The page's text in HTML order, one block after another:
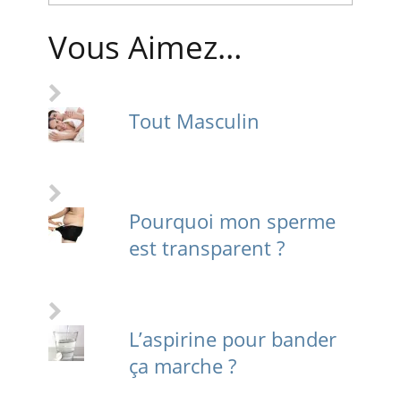
Vous Aimez…
Tout Masculin
Pourquoi mon sperme
est transparent ?
L’aspirine pour bander
ça marche ?